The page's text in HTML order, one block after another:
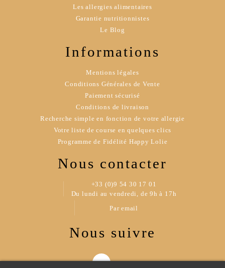
Les allergies alimentaires
Garantie nutritionnistes
Le Blog
Informations
Mentions légales
Conditions Générales de Vente
Paiement sécurisé
Conditions de livraison
Recherche simple en fonction de votre allergie
Votre liste de course en quelques clics
Programme de Fidélité Happy Lolie
Nous contacter
+33 (0)9 54 30 17 01
Du lundi au vendredi, de 9h à 17h
Par email
Nous suivre